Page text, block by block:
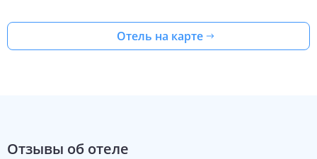
Отель на карте
Отзывы об отеле